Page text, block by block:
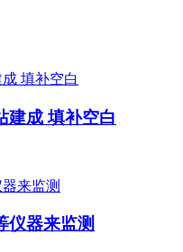
建成 填补空白
仪器来监测